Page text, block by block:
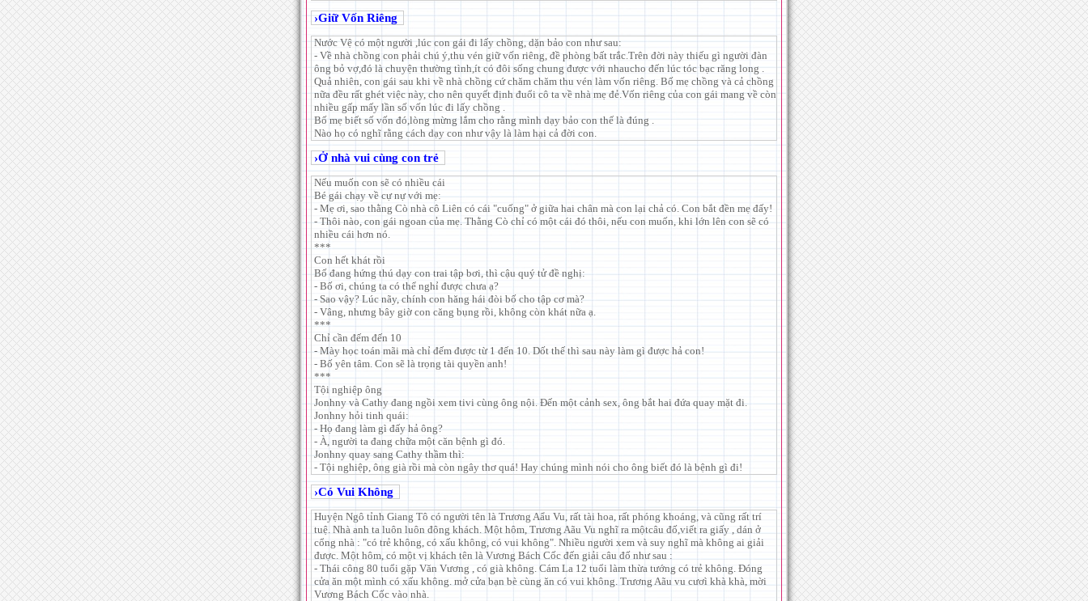
›Giữ Vốn Riêng
Nước Vệ có một người ,lúc con gái đi lấy chồng, dặn bảo con như sau:
- Về nhà chồng con phải chú ý,thu vén giữ vốn riêng, đề phòng bất trắc.Trên đời này thiếu gì người đàn
ông bỏ vợ,đó là chuyện thường tình,ít có đôi sống chung được với nhaucho đến lúc tóc bạc răng long .
Quả nhiên, con gái sau khi về nhà chồng cứ chăm chăm thu vén làm vốn riêng. Bố mẹ chồng và cả chồng
nữa đều rất ghét việc này, cho nên quyết định đuổi cô ta về nhà mẹ đẻ.Vốn riêng của con gái mang về còn
nhiều gấp mấy lần số vốn lúc đi lấy chồng .
Bố mẹ biết số vốn đó,lòng mừng lắm cho rằng mình dạy bảo con thế là đúng .
Nào họ có nghĩ rằng cách dạy con như vậy là làm hại cả đời con.
›Ở nhà vui cùng con trẻ
Nếu muốn con sẽ có nhiều cái
Bé gái chạy về cự nự với mẹ:
- Mẹ ơi, sao thằng Cò nhà cô Liên có cái "cuống" ở giữa hai chân mà con lại chả có. Con bắt đền mẹ đấy!
- Thôi nào, con gái ngoan của mẹ. Thằng Cò chỉ có một cái đó thôi, nếu con muốn, khi lớn lên con sẽ có
nhiều cái hơn nó.
***
Con hết khát rồi
Bố đang hứng thú dạy con trai tập bơi, thì cậu quý tử đề nghị:
- Bố ơi, chúng ta có thể nghỉ được chưa ạ?
- Sao vậy? Lúc nãy, chính con hăng hái đòi bố cho tập cơ mà?
- Vâng, nhưng bây giờ con căng bụng rồi, không còn khát nữa ạ.
***
Chỉ cần đếm đến 10
- Mày học toán mãi mà chỉ đếm được từ 1 đến 10. Dốt thế thì sau này làm gì được hả con!
- Bố yên tâm. Con sẽ là trọng tài quyền anh!
***
Tội nghiệp ông
Jonhny và Cathy đang ngồi xem tivi cùng ông nội. Đến một cảnh sex, ông bắt hai đứa quay mặt đi.
Jonhny hỏi tinh quái:
- Họ đang làm gì đấy hả ông?
- À, người ta đang chữa một căn bệnh gì đó.
Jonhny quay sang Cathy thầm thì:
- Tội nghiệp, ông già rồi mà còn ngây thơ quá! Hay chúng mình nói cho ông biết đó là bệnh gì đi!
›Có Vui Không
Huyện Ngô tỉnh Giang Tô có người tên là Trương Aẩu Vu, rất tài hoa, rất phóng khoáng, và cũng rất trí
tuệ. Nhà anh ta luôn luôn đông khách. Một hôm, Trương Aãu Vu nghĩ ra mộtcâu đố,viết ra giấy , dán ở
cổng nhà : "có trẻ không, có xấu không, có vui không". Nhiều người xem và suy nghĩ mà không ai giải
được. Một hôm, có một vị khách tên là Vương Bách Cốc đến giải câu đố như sau :
- Thái công 80 tuổi gặp Văn Vương , có già không. Cám La 12 tuổi làm thừa tướng có trẻ không. Đóng
cửa ăn một mình có xấu không. mở cửa bạn bè cùng ăn có vui không. Trương Aãu vu cươì khà khà, mời
Vương Bách Cốc vào nhà.